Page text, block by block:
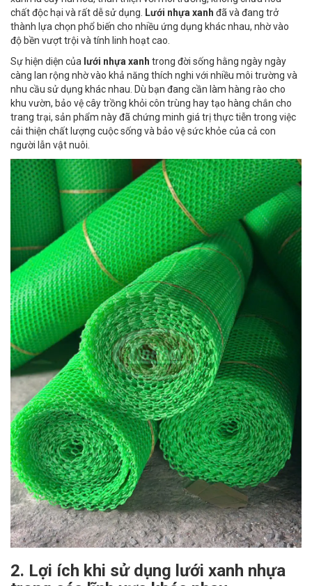
chất độc hại và rất dễ sử dụng.
Lưới nhựa xanh đã và đang trở
thành lựa chọn phổ biến cho nhiều ứng dụng khác nhau, nhờ vào
độ bền vượt trội và tính linh hoạt cao.
Sự hiện diện của lưới nhựa xanh trong đời sống hằng ngày ngày
càng lan rộng nhờ vào khả năng thích nghi với nhiều môi trường và
nhu cầu sử dụng khác nhau. Dù bạn đang cần làm hàng rào cho
khu vườn, bảo vệ cây trồng khỏi côn trùng hay tạo hàng chắn cho
trang trại, sản phẩm này đã chứng minh giá trị thực tiễn trong việc
cải thiện chất lượng cuộc sống và bảo vệ sức khỏe của cả con
người lẫn vật nuôi.
2. Lợi ích khi sử dụng lưới xanh nhựa